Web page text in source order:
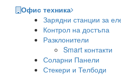
Офис техника
Зарядни станции за
Контрол на достъпа
Разклонители
Smart контакти
Соларни Панели
Стекери и Телбоди